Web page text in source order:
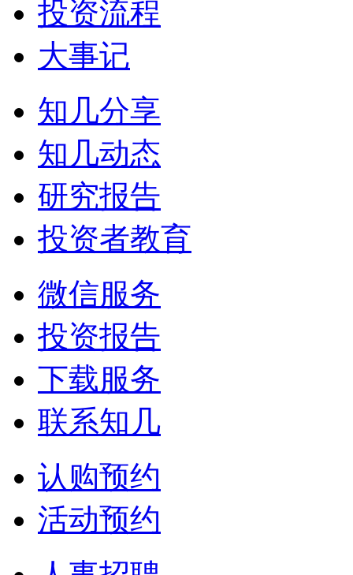
投资流程
大事记
知几分享
知几动态
研究报告
投资者教育
微信服务
投资报告
下载服务
联系知几
认购预约
活动预约